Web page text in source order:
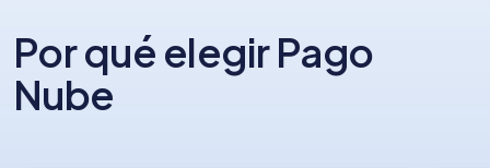
Por qué elegir Pago
Nube